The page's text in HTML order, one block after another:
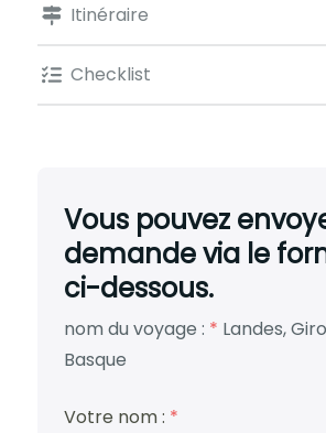
Itinéraire
Checklist
Vous pouvez
demande via le
ci-dessous.
nom du voyage : * Landes,
Basque
Votre nom : *